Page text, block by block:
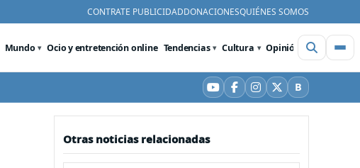
CONTRATE PUBLICIDADDONACIONESQUIÉNES SOMOS
Mundo Ocio y entretención online Tendencias Cultura Opinión Videos
YouTube
Facebook
Instagram
X BBluesky
Otras noticias relacionadas